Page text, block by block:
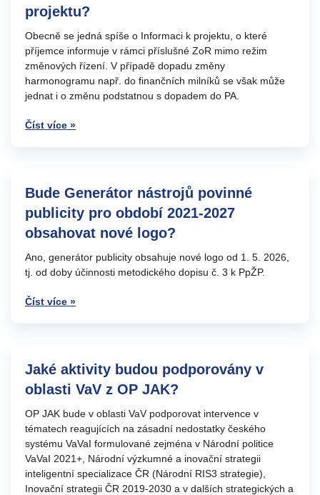
projektu?
Obecně se jedná spíše o Informaci k projektu, o které
příjemce informuje v rámci příslušné ZoR mimo režim
změnových řízení. V případě dopadu změny
harmonogramu např. do finančních milníků se však může
jednat i o změnu podstatnou s dopadem do PA.
Číst více »
Bude Generátor nástrojů povinné
publicity pro období 2021-2027
obsahovat nové logo?
Ano, generátor publicity obsahuje nové logo od 1. 5. 2026,
tj. od doby účinnosti metodického dopisu č. 3 k PpŽP.
Číst více »
Jaké aktivity budou podporovány v
oblasti VaV z OP JAK?
OP JAK bude v oblasti VaV podporovat intervence v
tématech reagujících na zásadní nedostatky českého
systému VaVaI formulované zejména v Národní politice
VaVaI 2021+, Národní výzkumné a inovační strategii
inteligentní specializace ČR (Národní RIS3 strategie),
Inovační strategii ČR 2019-2030 a v dalších strategických a